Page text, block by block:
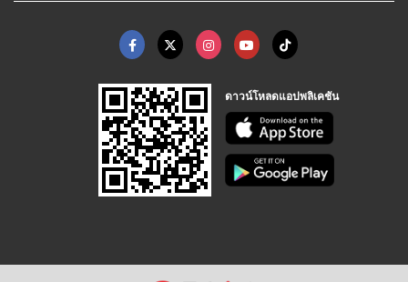
ดาวน์โหลดแอปพลิเคชัน